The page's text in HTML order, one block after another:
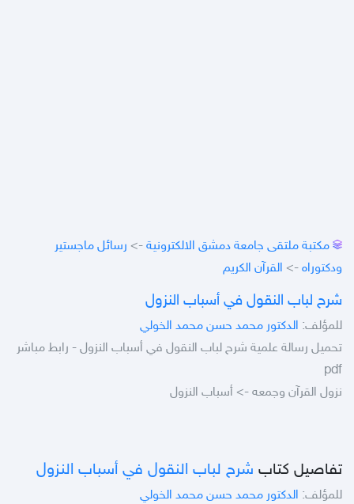
مكتبة ملتقى جامعة دمشق الالكترونية -> رسائل ماجستير
ودكتوراه -> القرآن الكريم
شرح لباب النقول في أسباب النزول
للمؤلف: الدكتور محمد حسن محمد الخولي
تحميل رسالة علمية شرح لباب النقول في أسباب النزول - رابط مباشر
pdf
نزول القرآن وجمعه -> أسباب النزول
تفاصيل كتاب شرح لباب النقول في أسباب النزول
للمؤلف: الدكتور محمد حسن محمد الخولي